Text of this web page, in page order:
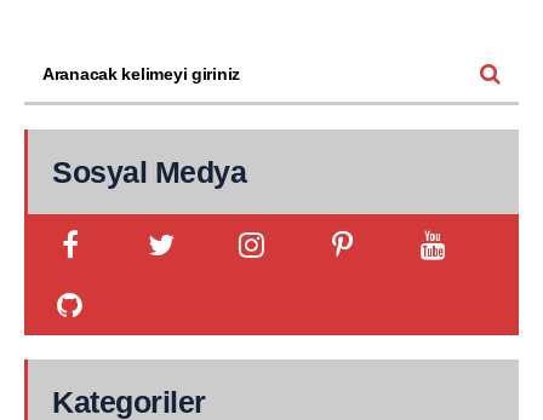
Sosyal Medya
Kategoriler